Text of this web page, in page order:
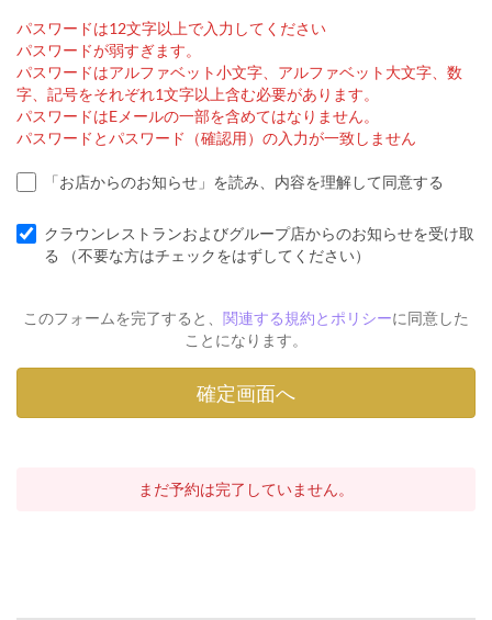
パスワードは12文字以上で入力してください
パスワードが弱すぎます。
パスワードはアルファベット小文字、アルファベット大文字、数
字、記号をそれぞれ1文字以上含む必要があります。
パスワードはEメールの一部を含めてはなりません。
パスワードとパスワード（確認用）の入力が一致しません
「お店からのお知らせ」を読み、内容を理解して同意する
クラウンレストランおよびグループ店からのお知らせを受け取
る （不要な方はチェックをはずしてください）
このフォームを完了すると、 関連する規約とポリシーに同意した
ことになります。
まだ予約は完了していません。